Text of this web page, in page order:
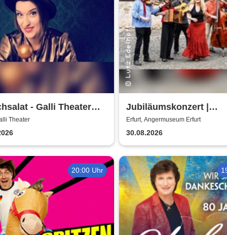
- Galli Theater
Theater
Jubiläumskonzert |
Angermuseum Erfurt -
Jahre The String
Erfurt, Angermuseum Erfurt
30.08.2026
20:00 Uhr